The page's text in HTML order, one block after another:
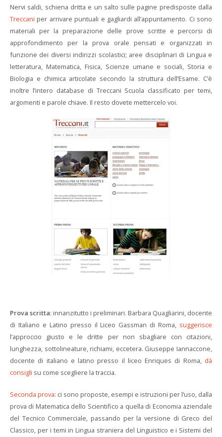
Nervi saldi, schiena dritta e un salto sulle pagine predisposte dalla
Treccani per arrivare puntuali e gagliardi all’appuntamento. Ci sono
materiali per la preparazione delle prove scritte e percorsi di
approfondimento per la prova orale pensati e organizzati in
funzione dei diversi indirizzi scolastici; aree disciplinari di Lingua e
letteratura, Matematica, Fisica, Scienze umane e sociali, Storia e
Biologia e chimica articolate secondo la struttura dell’Esame. C’è
inoltre l’intero database di Treccani Scuola classificato per temi,
argomenti e parole chiave. Il resto dovete mettercelo voi.
Prova scritta: innanzitutto i preliminari. Barbara Quagliarini, docente
di Italiano e Latino presso il Liceo Gassman di Roma, suggerisce
l’approccio giusto e le dritte per non sbagliare con citazioni,
lunghezza, sottolineature, richiami, eccetera. Giuseppe Iannaccone,
docente di italiano e latino presso il liceo Enriques di Roma, dà
consigli su come scegliere la traccia.
Seconda prova: ci sono proposte, esempi e istruzioni per l’uso, dalla
prova di Matematica dello Scientifico a quella di Economia aziendale
del Tecnico Commerciale, passando per la versione di Greco del
Classico, per i temi in Lingua straniera del Linguistico e i Sistemi del